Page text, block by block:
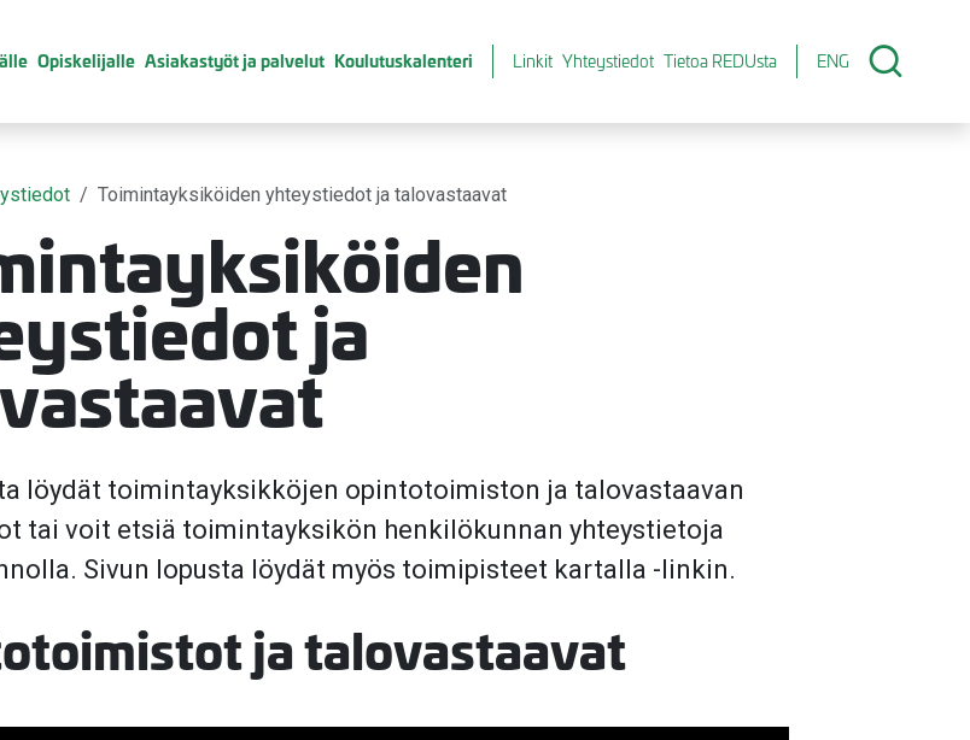
Opiskelijalle Asiakastyöt ja palvelut Koulutuskalenteri Linkit Yhteystiedot Tietoa REDUsta ENG
Toimintayksiköiden yhteystiedot ja talovastaavat
ja
löydät toimintayksikköjen opintotoimiston ja talovastaavan
tai voit etsiä toimintayksikön henkilökunnan yhteystietoja
Sivun lopusta löydät myös toimipisteet kartalla -linkin.
ja talovastaavat